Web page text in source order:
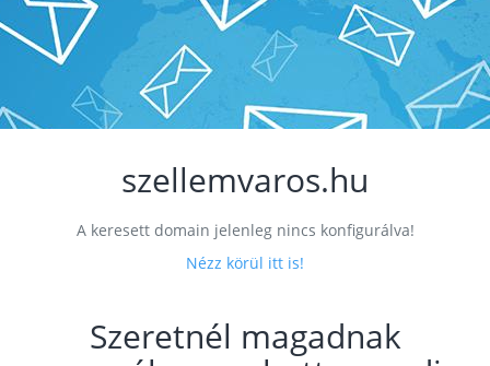
szellemvaros.hu
A keresett domain jelenleg nincs konfigurálva!
Nézz körül itt is!
Szeretnél magadnak